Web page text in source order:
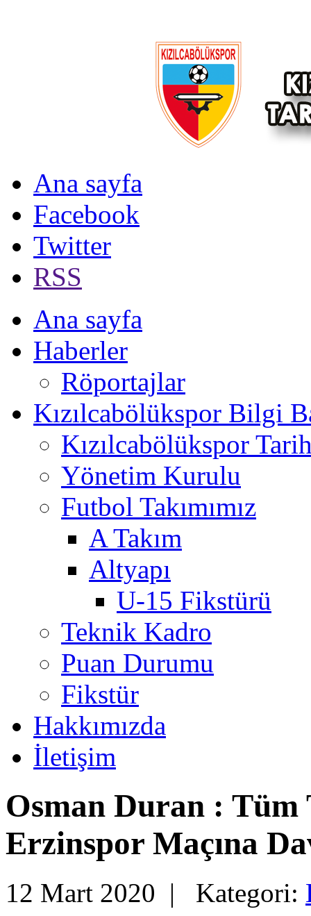
Ana sayfa
Facebook
Twitter
RSS
Ana sayfa
Haberler
Röportajlar
Kızılcabölükspor Bilgi
Kızılcabölükspor
Yönetim Kurulu
Futbol Takımımız
A Takım
Altyapı
U-15 Fikstürü
Teknik Kadro
Puan Durumu
Fikstür
Hakkımızda
İletişim
Osman Duran : Tüm
Erzinspor Maçına
12 Mart 2020 | Kategori: